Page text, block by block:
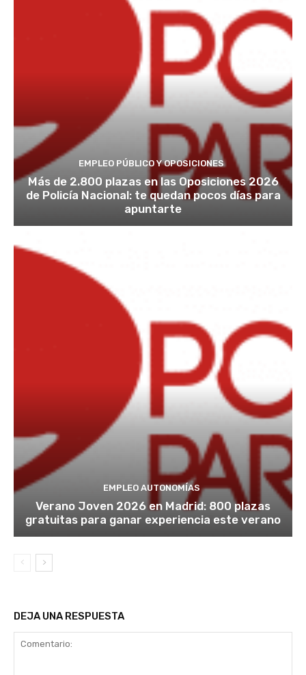
EMPLEO PÚBLICO Y OPOSICIONES
Más de 2.800 plazas en las Oposiciones 2026
de Policía Nacional: te quedan pocos días para
apuntarte
EMPLEO AUTONOMÍAS
Verano Joven 2026 en Madrid: 800 plazas
gratuitas para ganar experiencia este verano
DEJA UNA RESPUESTA